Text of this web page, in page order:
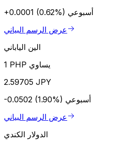
+0.0001 (0.62%) أسبوعي
عرض الرسم البياني
الين الياباني
1 PHP يساوي
2.59705 JPY
-0.0502 (1.90%) أسبوعي
عرض الرسم البياني
الدولار الكندي